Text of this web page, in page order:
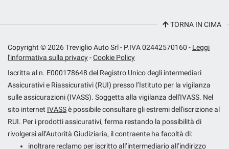
TORNA IN CIMA
Copyright © 2026 Treviglio Auto Srl - P.IVA 02442570160 - Leggi
l'informativa sulla privacy-Cookie Policy
Iscritta al n. E000178648 del Registro Unico degli intermediari
Assicurativi e Riassicurativi (RUI) presso l’Istituto per la vigilanza
sulle assicurazioni (IVASS). Soggetta alla vigilanza dell'IVASS. Nel
sito internet IVASSè possibile consultare gli estremi dell'iscrizione al
RUI. Per i prodotti assicurativi, ferma restando la possibilità di
rivolgersi all’Autorità Giudiziaria, il contraente ha facoltà di:
inoltrare reclamo per iscritto all’intermediario all’indirizzo